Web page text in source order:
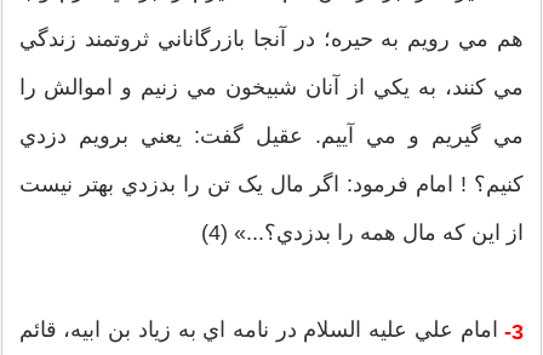
هم مي رويم به حيره؛ در آنجا بازرگاناني ثروتمند زندگي
مي کنند، به يکي از آنان شبيخون مي زنيم و اموالش را
مي گيريم و مي آييم. عقيل گفت: يعني برويم دزدي
کنيم؟ ! امام فرمود: اگر مال يک تن را بدزدي بهتر نيست
از اين که مال همه را بدزدي؟...» (4)
3- امام علي عليه السلام در نامه اي به زياد بن ابيه، قائم